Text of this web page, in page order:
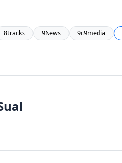
8tracks 9News 9c9media